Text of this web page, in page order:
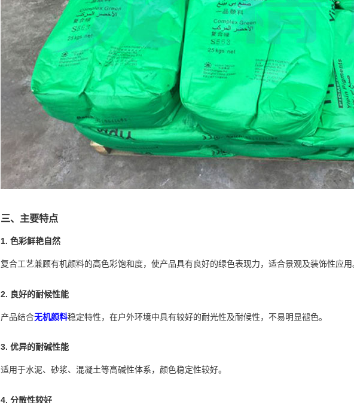
三、主要特点
1. 色彩鲜艳自然
复合工艺兼顾有机颜料的高色彩饱和度，使产品具有良好的绿色表现力，适合景观及装饰性应用
2. 良好的耐候性能
产品结合无机颜料稳定特性，在户外环境中具有较好的耐光性及耐候性，不易明显褪色。
3. 优异的耐碱性能
适用于水泥、砂浆、混凝土等高碱性体系，颜色稳定性较好。
4. 分散性较好